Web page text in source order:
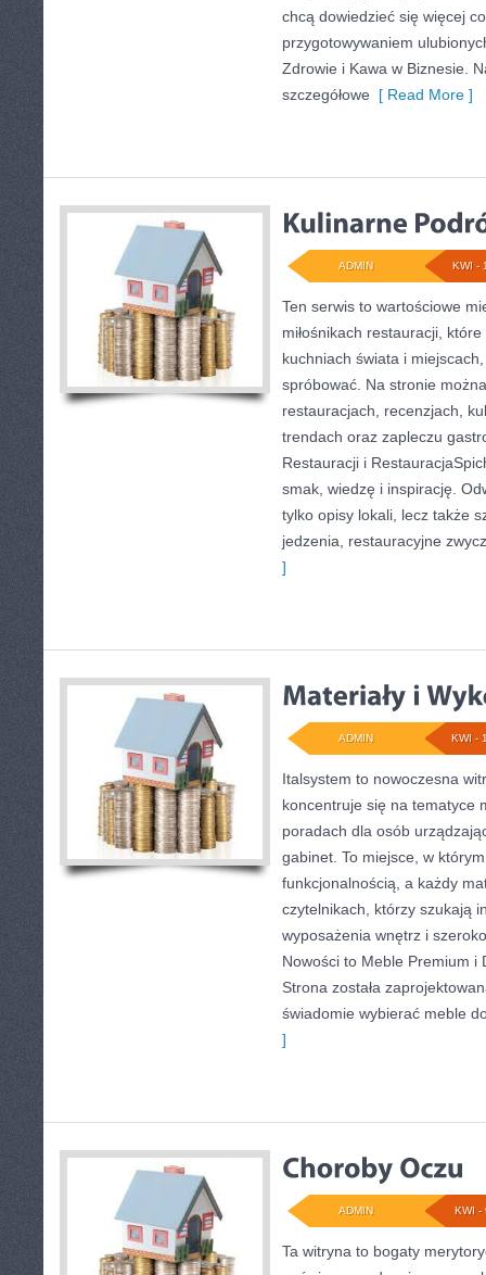
chcą dowiedzieć się więcej
przygotowywaniem
Zdrowie i Kawa w Biznesie.
szczegółowe [ Read More ]
KWI -
ADMIN
Ten serwis to wartościowe
miłośnikach restauracji,
kuchniach świata i
spróbować. Na stronie
restauracjach, recenzjach,
trendach oraz zapleczu
Restauracji i
smak, wiedzę i inspirację.
tylko opisy lokali, lecz także
jedzenia, restauracyjne
]
KWI -
ADMIN
Italsystem to nowoczesna
koncentruje się na tematyce
poradach dla osób
gabinet. To miejsce, w
funkcjonalnością, a każdy
czytelnikach, którzy szukają
wyposażenia wnętrz i
Nowości to Meble Premium i
Strona została
świadomie wybierać meble
]
KWI -
ADMIN
Ta witryna to bogaty